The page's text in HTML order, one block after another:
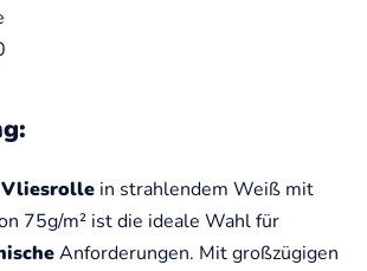
Vliesrolle in strahlendem Weiß mit
75g/m² ist die ideale Wahl für
Anforderungen. Mit großzügigen